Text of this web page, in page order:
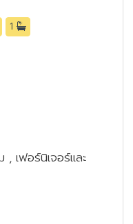
1
เฟอร์นิเจอร์และ